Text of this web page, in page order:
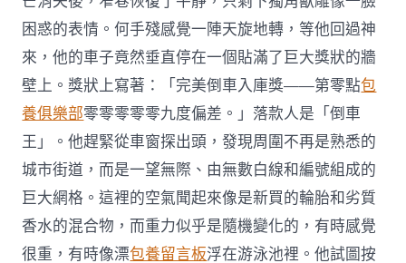
困惑的表情。何手殘感覺一陣天旋地轉，等他回過神
來，他的車子竟然垂直停在一個貼滿了巨大獎狀的牆
壁上。獎狀上寫著：「完美倒車入庫獎——第零點包
養俱樂部零零零零零九度偏差。」落款人是「倒車
王」。他趕緊從車窗探出頭，發現周圍不再是熟悉的
城市街道，而是一望無際、由無數白線和編號組成的
巨大網格。這裡的空氣聞起來像是新買的輪胎和劣質
香水的混合物，而重力似乎是隨機變化的，有時感覺
很重，有時像漂包養留言板浮在游泳池裡。他試圖按